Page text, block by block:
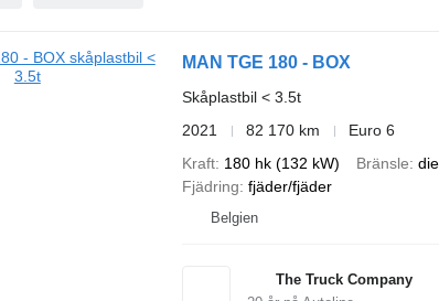
MAN TGE 180 - BOX
Skåplastbil < 3.5t
2021
82 170 km
Euro 6
Kraft 180 hk (132 kW) Bränsle
Fjädring fjäder/fjäder
Belgien
The Truck Company